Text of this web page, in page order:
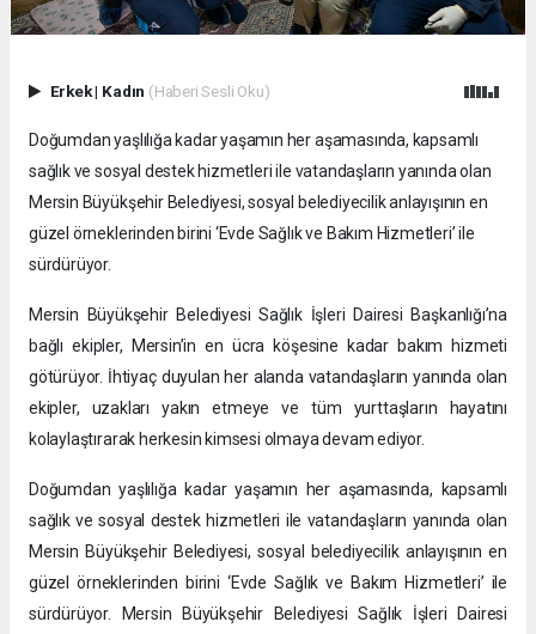
Erkek| Kadın (Haberi Sesli Oku)
Doğumdan yaşlılığa kadar yaşamın her aşamasında, kapsamlı
sağlık ve sosyal destek hizmetleri ile vatandaşların yanında olan
Mersin Büyükşehir Belediyesi, sosyal belediyecilik anlayışının en
güzel örneklerinden birini ‘Evde Sağlık ve Bakım Hizmetleri’ ile
sürdürüyor.
Mersin Büyükşehir Belediyesi Sağlık İşleri Dairesi Başkanlığı’na
bağlı ekipler, Mersin’in en ücra köşesine kadar bakım hizmeti
götürüyor. İhtiyaç duyulan her alanda vatandaşların yanında olan
ekipler, uzakları yakın etmeye ve tüm yurttaşların hayatını
kolaylaştırarak herkesin kimsesi olmaya devam ediyor.
Doğumdan yaşlılığa kadar yaşamın her aşamasında, kapsamlı
sağlık ve sosyal destek hizmetleri ile vatandaşların yanında olan
Mersin Büyükşehir Belediyesi, sosyal belediyecilik anlayışının en
güzel örneklerinden birini ‘Evde Sağlık ve Bakım Hizmetleri’ ile
sürdürüyor. Mersin Büyükşehir Belediyesi Sağlık İşleri Dairesi